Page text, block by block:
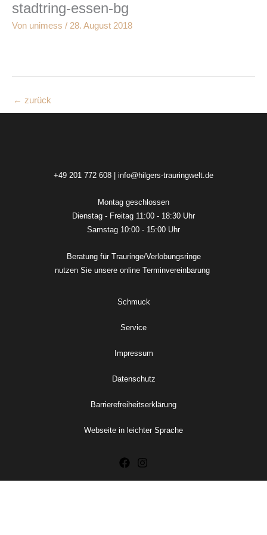
Zumstadtring-essen-bg
Von unimess / 28. August 2018
← zurück
+49 201 772 608 | info@hilgers-trauringwelt.de
Montag geschlossen
Dienstag - Freitag 11:00 - 18:30 Uhr
Samstag 10:00 - 15:00 Uhr
Beratung für Trauringe/Verlobungsringe
nutzen Sie unsere online Terminvereinbarung
Schmuck
Service
Impressum
Datenschutz
Barrierefreiheitserklärung
Webseite in leichter Sprache